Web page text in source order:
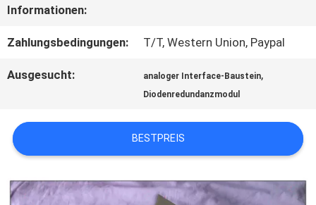
KONTAKT
NACHRICHTEN
ALLE
Informationen:
Zahlungsbedingungen: T/T, Western Union, Paypal
Ausgesucht: analoger Interface-Baustein,
Diodenredundanzmodul
BESTPREIS